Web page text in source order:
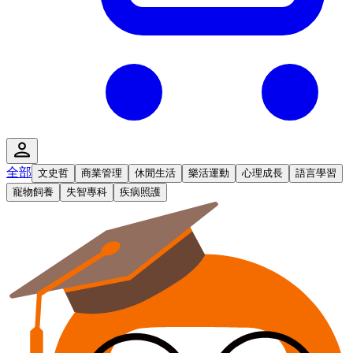
全部 文史哲 商業管理 休閒生活 樂活運動 心理成長
語言學習
寵物飼養
失智專科 疾病照護